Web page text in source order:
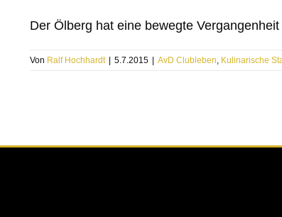
Der Ölberg hat eine bewegte
Von Ralf Hochhardt 5.7.2015 AvD Clubleben, Kulinarische